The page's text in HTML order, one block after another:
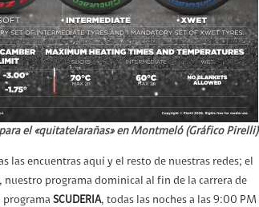
el «quitatelarañas» en Montmeló (Gráfico Pirelli)
las encuentras aquí y el resto de nuestras redes; el
nuestro programa dominical al fin de la carrera de
programa SCUDERIA, todas las noches a las 9:00 PM